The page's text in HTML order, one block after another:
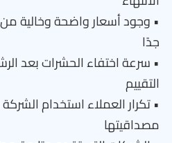
• وجود أسعار واضحة وخالية
جدًا
• سرعة اختفاء الحشرات بعد
التقييم
• تكرار العملاء استخدام
مصداقيتها